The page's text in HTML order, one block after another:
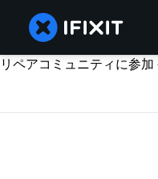
リペアコミュニティに参加